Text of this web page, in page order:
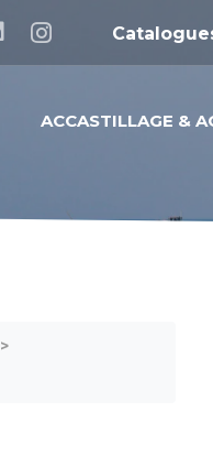
ACCASTILLAGE &
>